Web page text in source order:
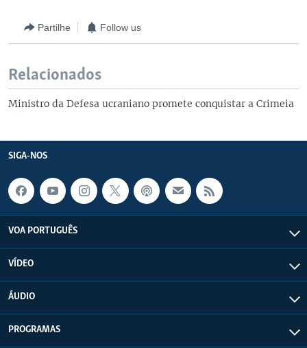
Partilhe Follow us
Relacionados
Ministro da Defesa ucraniano promete conquistar a Crimeia
SIGA-NOS
VOA PORTUGUÊS
VÍDEO
ÁUDIO
PROGRAMAS